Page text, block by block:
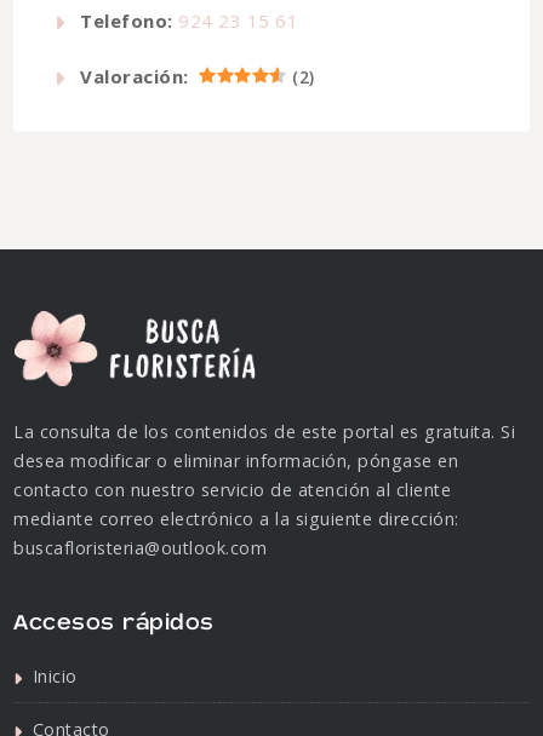
Telefono: 924 23 15 61
Valoración: (2)
La consulta de los contenidos de este portal es gratuita. Si
desea modificar o eliminar información, póngase en
contacto con nuestro servicio de atención al cliente
mediante correo electrónico a la siguiente dirección:
buscafloristeria@outlook.com
Accesos rápidos
Inicio
Contacto